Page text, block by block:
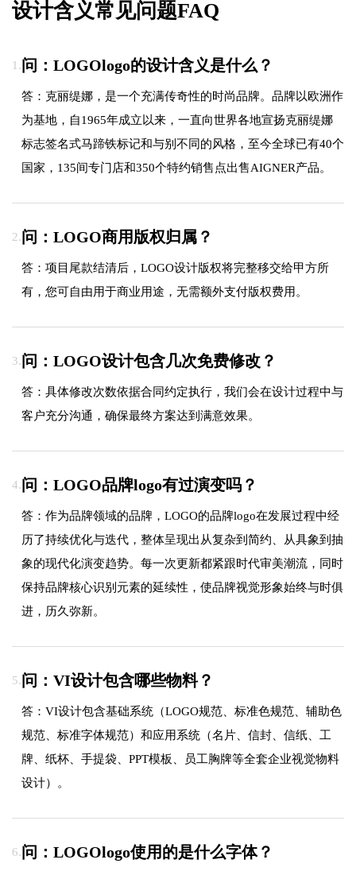
设计含义常见问题FAQ
1.问：LOGOlogo的设计含义是什么？
答：克丽缇娜，是一个充满传奇性的时尚品牌。品牌以欧洲作
为基地，自1965年成立以来，一直向世界各地宣扬克丽缇娜
标志签名式马蹄铁标记和与别不同的风格，至今全球已有40个
国家，135间专门店和350个特约销售点出售AIGNER产品。
2.问：LOGO商用版权归属？
答：项目尾款结清后，LOGO设计版权将完整移交给甲方所
有，您可自由用于商业用途，无需额外支付版权费用。
3.问：LOGO设计包含几次免费修改？
答：具体修改次数依据合同约定执行，我们会在设计过程中与
客户充分沟通，确保最终方案达到满意效果。
4.问：LOGO品牌logo有过演变吗？
答：作为品牌领域的品牌，LOGO的品牌logo在发展过程中经
历了持续优化与迭代，整体呈现出从复杂到简约、从具象到抽
象的现代化演变趋势。每一次更新都紧跟时代审美潮流，同时
保持品牌核心识别元素的延续性，使品牌视觉形象始终与时俱
进，历久弥新。
5.问：VI设计包含哪些物料？
答：VI设计包含基础系统（LOGO规范、标准色规范、辅助色
规范、标准字体规范）和应用系统（名片、信封、信纸、工
牌、纸杯、手提袋、PPT模板、员工胸牌等全套企业视觉物料
设计）。
6.问：LOGOlogo使用的是什么字体？